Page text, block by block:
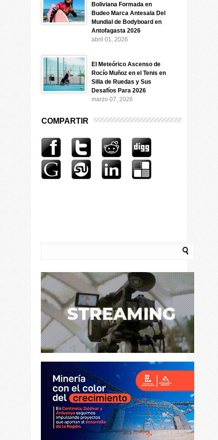
Boliviana Formada en
Budeo Marca Antesala Del
Mundial de Bodyboard en
Antofagasta 2026
abril 01, 2026
El Meteórico Ascenso de
Rocío Muñoz en el Tenis en
Silla de Ruedas y Sus
Desafíos Para 2026
marzo 07, 2026
COMPARTIR